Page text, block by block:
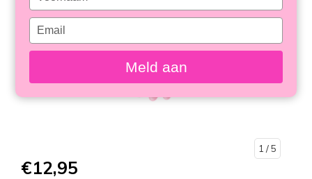
1 / 5
€12,95
your
name
Type
your
email
Meld aan